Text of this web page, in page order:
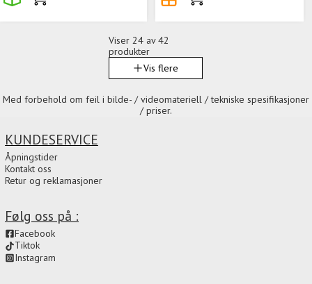
Viser24 av 42
produkter
Vis flere
Med forbehold om feil i bilde- / videomateriell / tekniske spesifikasjoner
/ priser.
Følg oss på :
Facebook
Tiktok
Instagram
KUNDESERVICE
Åpningstider
Kontakt oss
Retur og reklamasjoner